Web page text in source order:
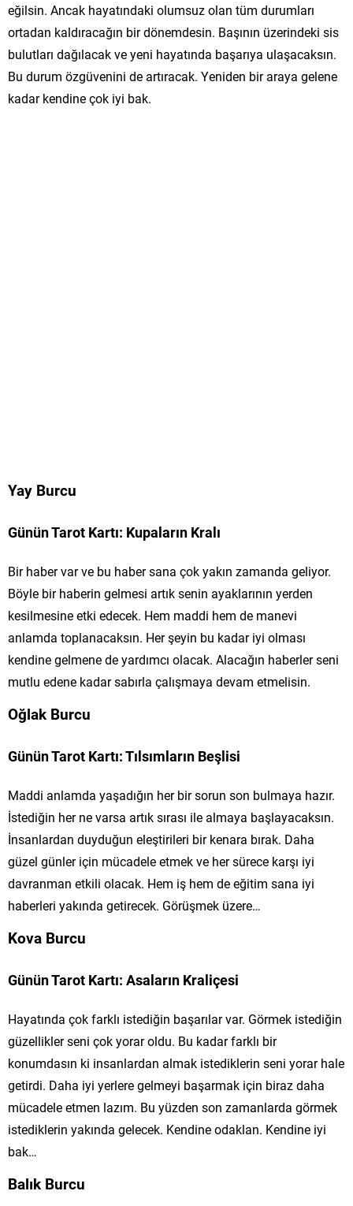
eğilsin. Ancak hayatındaki olumsuz olan tüm durumları
ortadan kaldıracağın bir dönemdesin. Başının üzerindeki sis
bulutları dağılacak ve yeni hayatında başarıya ulaşacaksın.
Bu durum özgüvenini de artıracak. Yeniden bir araya gelene
kadar kendine çok iyi bak.
Yay Burcu
Günün Tarot Kartı: Kupaların Kralı
Bir haber var ve bu haber sana çok yakın zamanda geliyor.
Böyle bir haberin gelmesi artık senin ayaklarının yerden
kesilmesine etki edecek. Hem maddi hem de manevi
anlamda toplanacaksın. Her şeyin bu kadar iyi olması
kendine gelmene de yardımcı olacak. Alacağın haberler seni
mutlu edene kadar sabırla çalışmaya devam etmelisin.
Oğlak Burcu
Günün Tarot Kartı: Tılsımların Beşlisi
Maddi anlamda yaşadığın her bir sorun son bulmaya hazır.
İstediğin her ne varsa artık sırası ile almaya başlayacaksın.
İnsanlardan duyduğun eleştirileri bir kenara bırak. Daha
güzel günler için mücadele etmek ve her sürece karşı iyi
davranman etkili olacak. Hem iş hem de eğitim sana iyi
haberleri yakında getirecek. Görüşmek üzere…
Kova Burcu
Günün Tarot Kartı: Asaların Kraliçesi
Hayatında çok farklı istediğin başarılar var. Görmek istediğin
güzellikler seni çok yorar oldu. Bu kadar farklı bir
konumdasın ki insanlardan almak istediklerin seni yorar hale
getirdi. Daha iyi yerlere gelmeyi başarmak için biraz daha
mücadele etmen lazım. Bu yüzden son zamanlarda görmek
istediklerin yakında gelecek. Kendine odaklan. Kendine iyi
bak…
Balık Burcu